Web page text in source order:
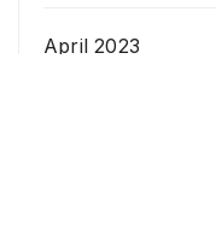
April 2023